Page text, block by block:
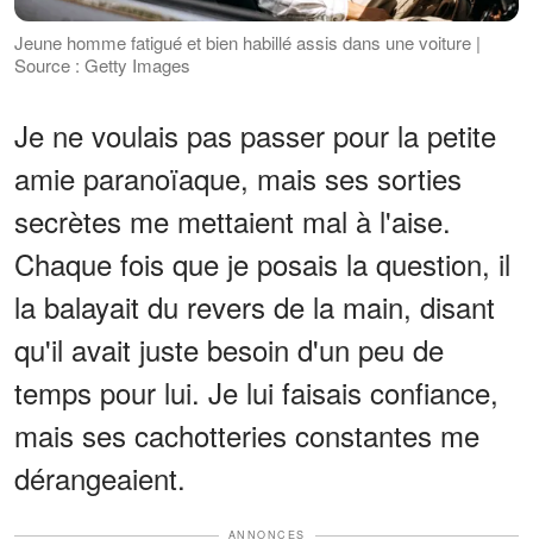
Jeune homme fatigué et bien habillé assis dans une voiture |
Source : Getty Images
Je ne voulais pas passer pour la petite
amie paranoïaque, mais ses sorties
secrètes me mettaient mal à l'aise.
Chaque fois que je posais la question, il
la balayait du revers de la main, disant
qu'il avait juste besoin d'un peu de
temps pour lui. Je lui faisais confiance,
mais ses cachotteries constantes me
dérangeaient.
ANNONCES